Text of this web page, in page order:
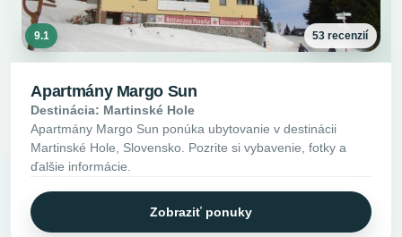
9.1 53 recenzií
Apartmány Margo Sun
Destinácia: Martinské Hole
Apartmány Margo Sun ponúka ubytovanie v destinácii
Martinské Hole, Slovensko. Pozrite si vybavenie, fotky a
ďalšie informácie.
Zobraziť ponuky